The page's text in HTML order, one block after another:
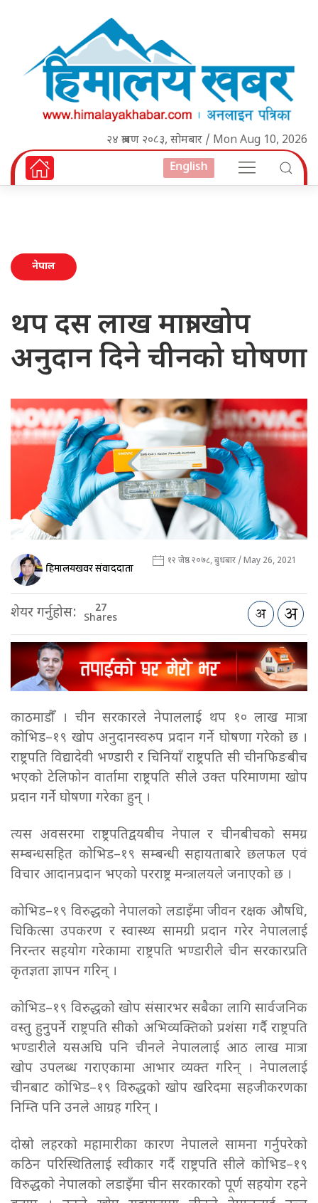
२४ श्रावण २०८३, सोमबार / Mon Aug 10, 2026
English
नेपाल
थप दस लाख मात्रा खोप
अनुदान दिने चीनको घोषणा
हिमालयखवर संवाददाता १२ जेष्ठ २०७८, बुधबार / May 26, 2021
शेयर गर्नुहोस: 27
Shares
काठमाडौँ । चीन सरकारले नेपाललाई थप १० लाख मात्रा
कोभिड–१९ खोप अनुदानस्वरुप प्रदान गर्ने घोषणा गरेको छ ।
राष्ट्रपति विद्यादेवी भण्डारी र चिनियाँ राष्ट्रपति सी चीनफिङबीच
भएको टेलिफोन वार्तामा राष्ट्रपति सीले उक्त परिमाणमा खोप
प्रदान गर्ने घोषणा गरेका हुन् ।
त्यस अवसरमा राष्ट्रपतिद्वयबीच नेपाल र चीनबीचको समग्र
सम्बन्धसहित कोभिड–१९ सम्बन्धी सहायताबारे छलफल एवं
विचार आदानप्रदान भएको परराष्ट्र मन्त्रालयले जनाएको छ ।
कोभिड–१९ विरुद्धको नेपालको लडाइँमा जीवन रक्षक औषधि,
चिकित्सा उपकरण र स्वास्थ्य सामग्री प्रदान गरेर नेपाललाई
निरन्तर सहयोग गरेकामा राष्ट्रपति भण्डारीले चीन सरकारप्रति
कृतज्ञता ज्ञापन गरिन् ।
कोभिड–१९ विरुद्धको खोप संसारभर सबैका लागि सार्वजनिक
वस्तु हुनुपर्ने राष्ट्रपति सीको अभिव्यक्तिको प्रशंसा गर्दै राष्ट्रपति
भण्डारीले यसअघि पनि चीनले नेपाललाई आठ लाख मात्रा
खोप उपलब्ध गराएकामा आभार व्यक्त गरिन् । नेपाललाई
चीनबाट कोभिड–१९ विरुद्धको खोप खरिदमा सहजीकरणका
निम्ति पनि उनले आग्रह गरिन् ।
दोस्रो लहरको महामारीका कारण नेपालले सामना गर्नुपरेको
कठिन परिस्थितिलाई स्वीकार गर्दै राष्ट्रपति सीले कोभिड–१९
विरुद्धको नेपालको लडाइँमा चीन सरकारको पूर्ण सहयोग रहने